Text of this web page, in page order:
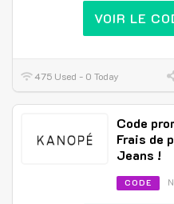
VOIR LE
475 Used - 0 Today
Code
Frais de
Jeans !
CODE